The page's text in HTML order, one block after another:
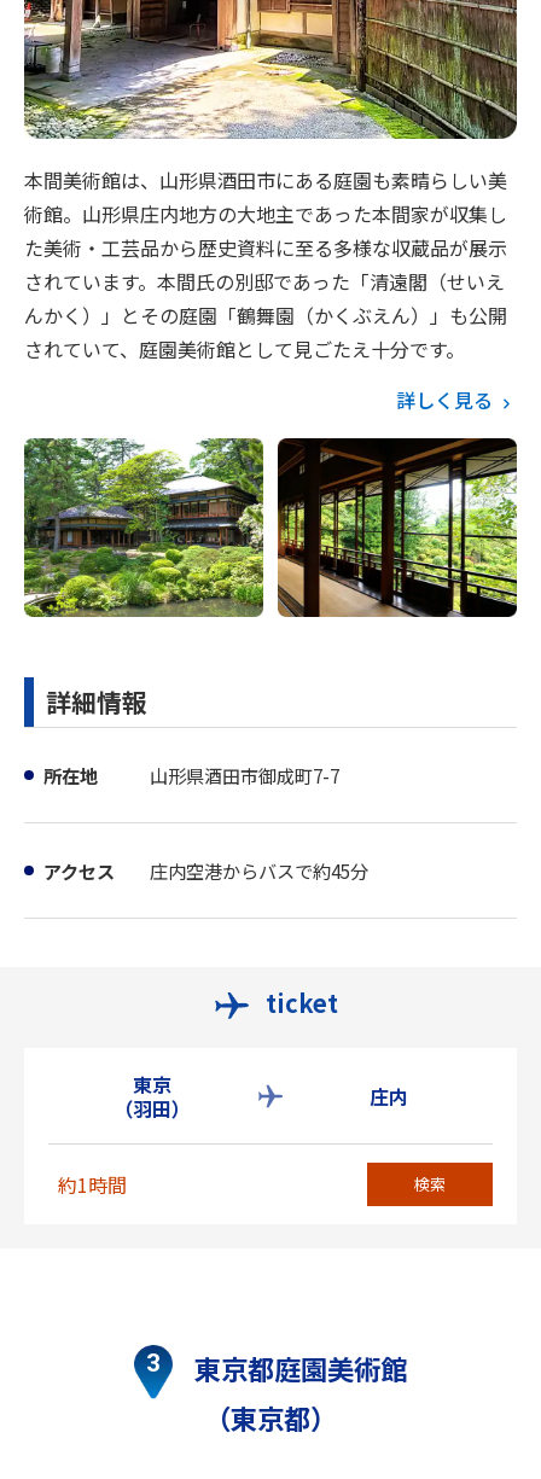
本間美術館は、山形県酒田市にある庭園も素晴らしい美
術館。山形県庄内地方の大地主であった本間家が収集し
た美術・工芸品から歴史資料に至る多様な収蔵品が展示
されています。本間氏の別邸であった「清遠閣（せいえ
んかく）」とその庭園「鶴舞園（かくぶえん）」も公開
されていて、庭園美術館として見ごたえ十分です。
詳しく見る
詳細情報
所在地 山形県酒田市御成町7-7
アクセス 庄内空港からバスで約45分
ticket
東京
（羽田）
庄内
約1時間 検索
東京都庭園美術館
（東京都）